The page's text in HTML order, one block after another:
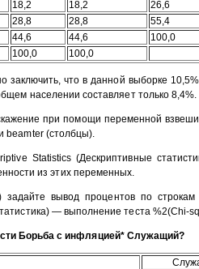
18,2 18,2
26,6
28,8 28,8
55,4
44,6 44,6
100,0
100,0 100,0
что в данной выборке
населении составляет только 8,4%.
при помощи переменной
beamter (столбцы).
Statistics (Дескриптивные
из этих переменных.
задайте вывод процентов по
— выполнение теста %2(Chi-
Борьба с инфляцией* Служащий?